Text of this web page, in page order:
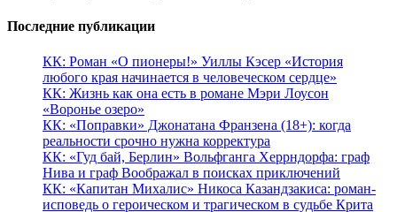
Последние публикации
КК: Роман «О пионеры!» Уиллы Кэсер «История
любого края начинается в человеческом сердце»
КК: Жизнь как она есть в романе Мэри Лоусон
«Воронье озеро»
КК: «Поправки» Джонатана Франзена (18+): когда
реальности срочно нужна корректура
КК: «Гуд бай, Берлин» Вольфганга Херрндорфа: граф
Нива и граф Воображал в поисках приключений
КК: «Капитан Михалис» Никоса Казандзакиса: роман-
исповедь о героическом и трагическом в судьбе Крита